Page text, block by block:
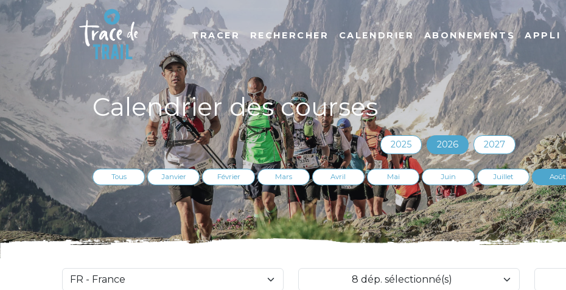
TRACER RECHERCHER CALENDRIER ABONNEMENTS APPLI
Calendrier des courses
2025 2026 2027
Tous Janvier Février Mars Avril Mai Juin Juillet Août
8 dép. sélectionné(s)